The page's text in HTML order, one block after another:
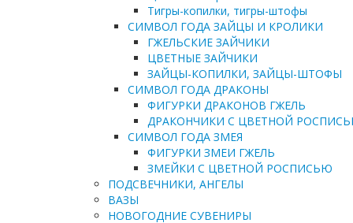
Тигры-копилки, тигры-штофы
СИМВОЛ ГОДА ЗАЙЦЫ И КРОЛИКИ
ГЖЕЛЬСКИЕ ЗАЙЧИКИ
ЦВЕТНЫЕ ЗАЙЧИКИ
ЗАЙЦЫ-КОПИЛКИ, ЗАЙЦЫ-ШТОФЫ
СИМВОЛ ГОДА ДРАКОНЫ
ФИГУРКИ ДРАКОНОВ ГЖЕЛЬ
ДРАКОНЧИКИ С ЦВЕТНОЙ
СИМВОЛ ГОДА ЗМЕЯ
ФИГУРКИ ЗМЕИ ГЖЕЛЬ
ЗМЕЙКИ С ЦВЕТНОЙ РОСПИСЬЮ
ПОДСВЕЧНИКИ, АНГЕЛЫ
ВАЗЫ
НОВОГОДНИЕ СУВЕНИРЫ